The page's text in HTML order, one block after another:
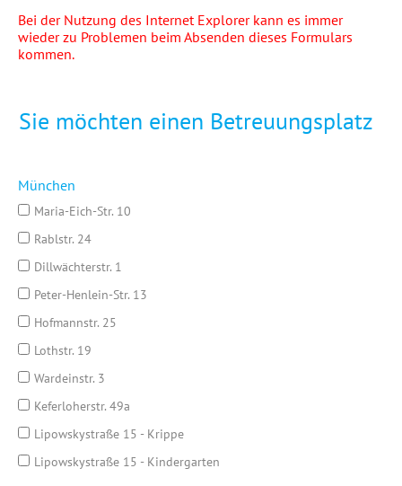
Bei der Nutzung des Internet Explorer kann es immer
wieder zu Problemen beim Absenden dieses Formulars
kommen.
Sie möchten einen Betreuungsplatz
München
Maria-Eich-Str. 10
Rablstr. 24
Dillwächterstr. 1
Peter-Henlein-Str. 13
Hofmannstr. 25
Lothstr. 19
Wardeinstr. 3
Keferloherstr. 49a
Lipowskystraße 15 - Krippe
Lipowskystraße 15 - Kindergarten